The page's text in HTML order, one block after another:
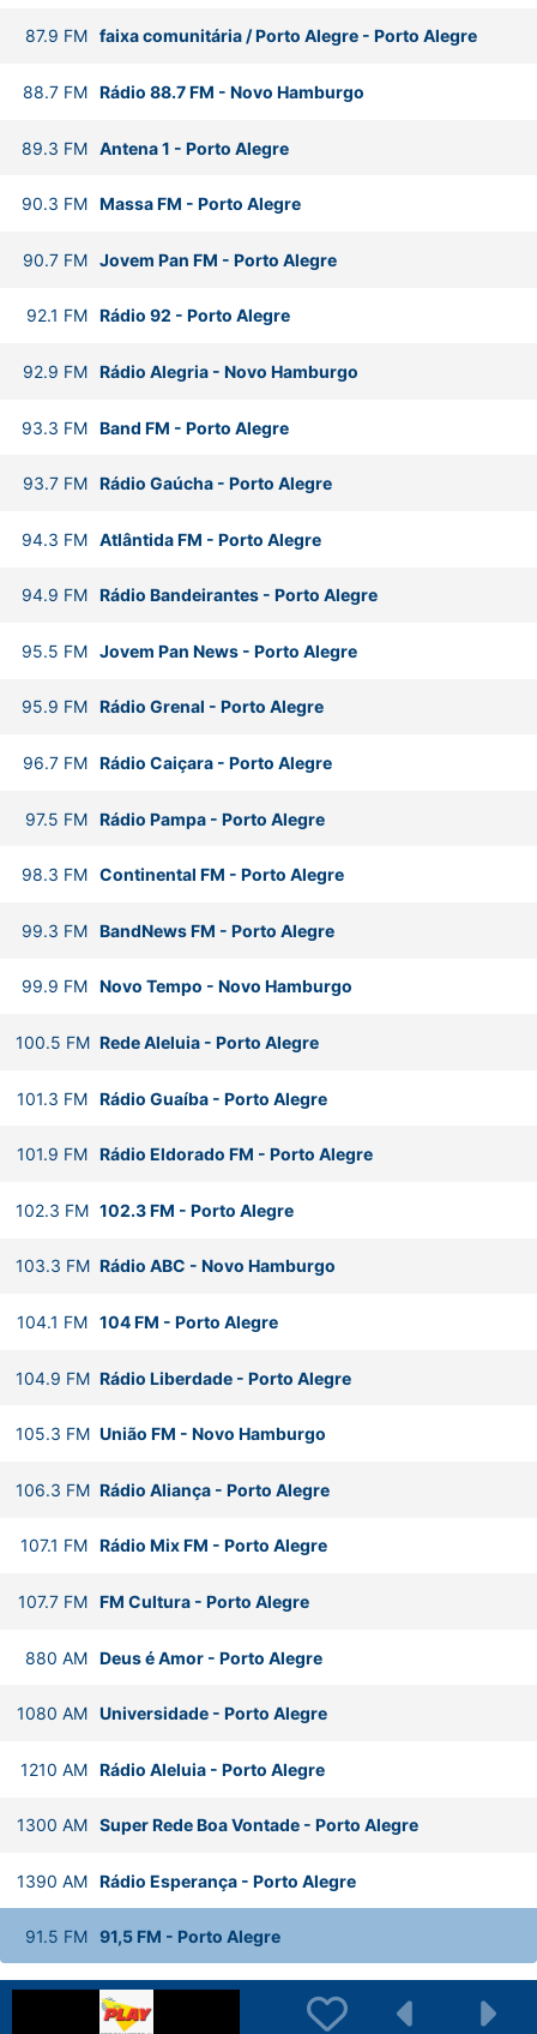
87.9 FM faixa comunitária / Porto Alegre- Porto Alegre
88.7 FM Rádio 88.7 FM - Novo Hamburgo
89.3 FM Antena 1 - Porto Alegre
90.3 FM Massa FM - Porto Alegre
90.7 FM Jovem Pan FM - Porto Alegre
92.1 FM Rádio 92 - Porto Alegre
92.9 FM Rádio Alegria- Novo Hamburgo
93.3 FM Band FM - Porto Alegre
93.7 FM Rádio Gaúcha- Porto Alegre
94.3 FM Atlântida FM - Porto Alegre
94.9 FM Rádio Bandeirantes- Porto Alegre
95.5 FM Jovem Pan News- Porto Alegre
95.9 FM Rádio Grenal - Porto Alegre
96.7 FM Rádio Caiçara- Porto Alegre
97.5 FM Rádio Pampa- Porto Alegre
98.3 FM Continental FM - Porto Alegre
99.3 FM BandNews FM - Porto Alegre
99.9 FM Novo Tempo - Novo Hamburgo
100.5 FM Rede Aleluia- Porto Alegre
101.3 FM Rádio Guaíba- Porto Alegre
101.9 FM Rádio Eldorado FM - Porto Alegre
102.3 FM 102.3 FM - Porto Alegre
103.3 FM Rádio ABC - Novo Hamburgo
104.1 FM 104 FM - Porto Alegre
104.9 FM Rádio Liberdade- Porto Alegre
105.3 FM União FM - Novo Hamburgo
106.3 FM Rádio Aliança- Porto Alegre
107.1 FM Rádio Mix FM - Porto Alegre
107.7 FM FM Cultura- Porto Alegre
880 AM Deus é Amor- Porto Alegre
1080 AM Universidade- Porto Alegre
1210 AM Rádio Aleluia- Porto Alegre
1300 AM Super Rede Boa Vontade- Porto Alegre
1390 AM Rádio Esperança- Porto Alegre
91.5 FM 91,5 FM - Porto Alegre